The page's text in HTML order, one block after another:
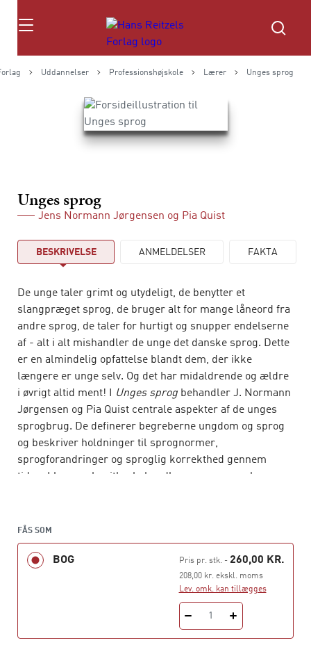
Søg
Uddannelser Professionshøjskole Lærer Unges sprog
Unges sprog
Jens Normann Jørgensen og Pia Quist
BESKRIVELSE ANMELDELSER FAKTA
De unge taler grimt og utydeligt, de benytter et
slangpræget sprog, de bruger alt for mange låneord fra
andre sprog, de taler for hurtigt og snupper endelserne
af - alt i alt mishandler de unge det danske sprog. Dette
er en almindelig opfattelse blandt dem, der ikke
længere er unge selv. Og det har midaldrende og ældre
i øvrigt altid ment! I
Unges sprog behandler J. Normann
Jørgensen og Pia Quist centrale aspekter af de unges
sprogbrug. De definerer begreberne ungdom og sprog
og beskriver holdninger til sprognormer,
sprogforandringer og sproglig korrekthed gennem
tiden. I bogens kapitler behandles emner som slang,
udspringer af nye kommunikationsformer som
computerchat, sms, mail og graffiti. Bogen beskriver
ungdomssprogets betydning for de unges identitet og
gruppetilhørsforhold og fremhæver de unges sprog og
sprogleg som det, der skaber fornyelse og holder liv i
det danske sprog. Bogen henvender sig til alle, der
interesserer sig for unge eller sprog eller begge dele. J.
FÅS SOM
BOG Pris pr. stk.- 260,00 KR.
208,00 kr. ekskl. moms
Lev. omk. kan tillægges
1